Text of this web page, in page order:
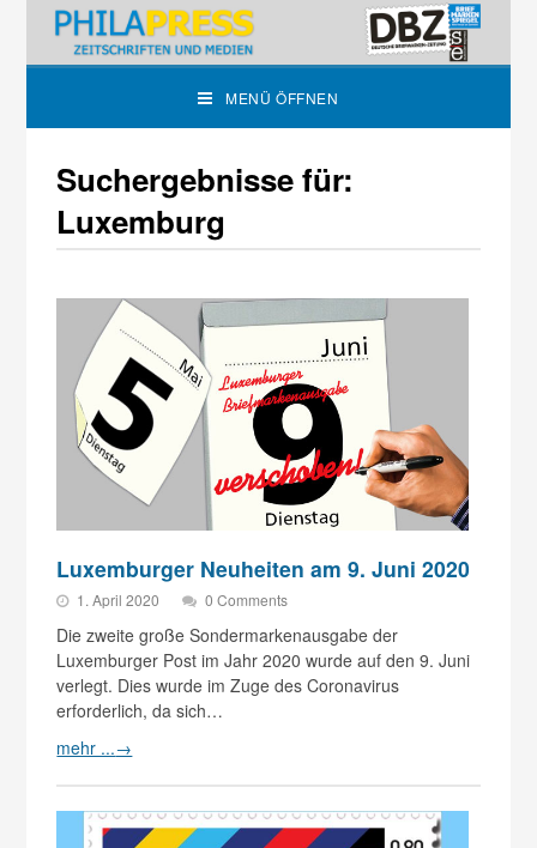
MENÜ ÖFFNEN
Suchergebnisse für:
Luxemburg
Luxemburger Neuheiten am 9. Juni 2020
1. April 2020 0 Comments
Die zweite große Sondermarkenausgabe der
Luxemburger Post im Jahr 2020 wurde auf den 9. Juni
verlegt. Dies wurde im Zuge des Coronavirus
erforderlich, da sich…
mehr ...→